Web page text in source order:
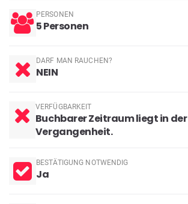
PERSONEN
5 Personen
DARF MAN RAUCHEN?
NEIN
VERFÜGBARKEIT
Buchbarer Zeitraum liegt in der
Vergangenheit.
BESTÄTIGUNG NOTWENDIG
Ja